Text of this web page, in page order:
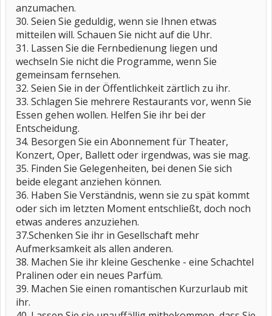
anzumachen.
30. Seien Sie geduldig, wenn sie Ihnen etwas
mitteilen will. Schauen Sie nicht auf die Uhr.
31. Lassen Sie die Fernbedienung liegen und
wechseln Sie nicht die Programme, wenn Sie
gemeinsam fernsehen.
32. Seien Sie in der Öffentlichkeit zärtlich zu ihr.
33. Schlagen Sie mehrere Restaurants vor, wenn Sie
Essen gehen wollen. Helfen Sie ihr bei der
Entscheidung.
34. Besorgen Sie ein Abonnement für Theater,
Konzert, Oper, Ballett oder irgendwas, was sie mag.
35. Finden Sie Gelegenheiten, bei denen Sie sich
beide elegant anziehen können.
36. Haben Sie Verständnis, wenn sie zu spät kommt
oder sich im letzten Moment entschließt, doch noch
etwas anderes anzuziehen.
37.Schenken Sie ihr in Gesellschaft mehr
Aufmerksamkeit als allen anderen.
38. Machen Sie ihr kleine Geschenke - eine Schachtel
Pralinen oder ein neues Parfüm.
39. Machen Sie einen romantischen Kurzurlaub mit
ihr.